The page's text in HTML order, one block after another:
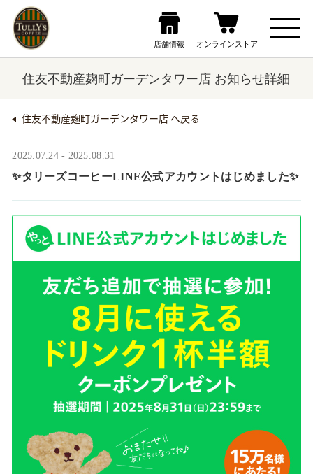
住友不動産麹町ガーデンタワー店 お知らせ詳細
住友不動産麹町ガーデンタワー店 へ戻る
2025.07.24 - 2025.08.31
✨タリーズコーヒーLINE公式アカウントはじめました✨